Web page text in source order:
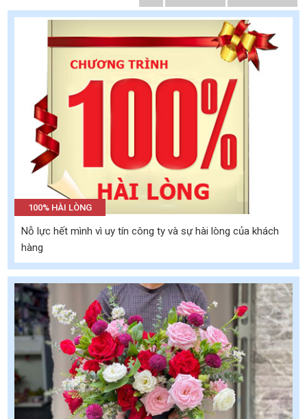
100% HÀI LÒNG
Nỗ lực hết mình vì uy tín công ty và sự hài lòng của khách
hàng